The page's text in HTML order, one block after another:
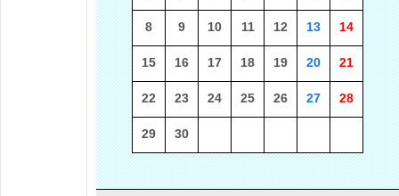
8 9 10 11 12 13 14
15 16 17 18 19 20 21
22 23 24 25 26 27 28
29 30